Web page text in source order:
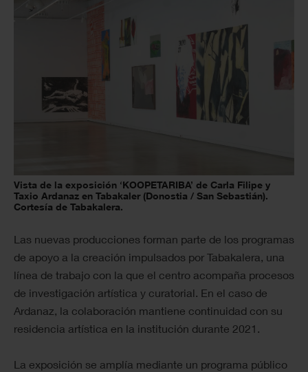
Vista de la exposición ‘KOOPETARIBA’ de Carla Filipe y
Taxio Ardanaz en Tabakaler (Donostia / San Sebastián).
Cortesía de Tabakalera.
Las nuevas producciones forman parte de los programas
de apoyo a la creación impulsados por Tabakalera, una
línea de trabajo con la que el centro acompaña procesos
de investigación artística y curatorial. En el caso de
Ardanaz, la colaboración mantiene continuidad con su
residencia artística en la institución durante 2021.
La exposición se amplía mediante un programa público